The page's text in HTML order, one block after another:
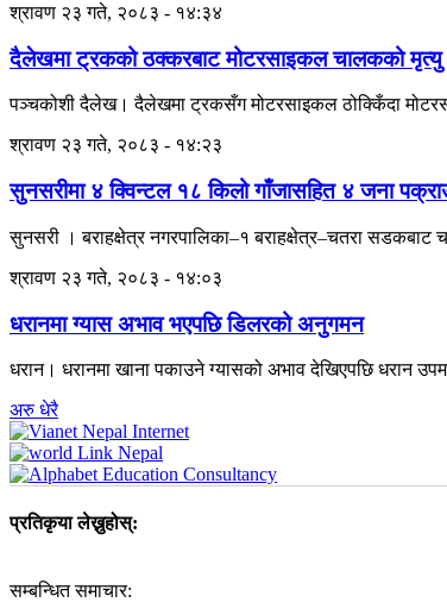
श्रावण २३ गते, २०८३ - १४:३४
दैलेखमा ट्रकको ठक्करबाट मोटरसाइकल चालकको मृत्यु
पञ्चकोशी दैलेख। दैलेखमा ट्रकसँग मोटरसाइकल ठोक्किँदा
श्रावण २३ गते, २०८३ - १४:२३
सुनसरीमा ४ क्विन्टल १८ किलो गाँजासहित ४ जना
सुनसरी । बराहक्षेत्र नगरपालिका–१ बराहक्षेत्र–चतरा
श्रावण २३ गते, २०८३ - १४:०३
धरानमा ग्यास अभाव भएपछि डिलरको अनुगमन
धरान। धरानमा खाना पकाउने ग्यासको अभाव देखिएपछि धरान
अरु धेरै
प्रतिकृया लेख्नुहोस्:
सम्बन्धित समाचार: